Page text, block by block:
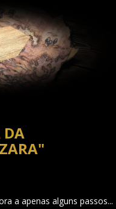
DA
a apenas alguns passos...